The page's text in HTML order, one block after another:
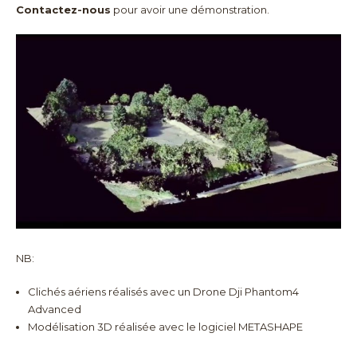
Contactez-nous pour avoir une démonstration.
NB:
Clichés aériens réalisés avec un Drone Dji Phantom4
Advanced
Modélisation 3D réalisée avec le logiciel METASHAPE